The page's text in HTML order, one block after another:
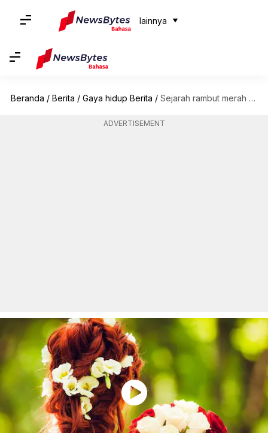
lainnya
Beranda / Berita / Gaya hidup Berita / Sejarah rambut merah dan adaptasinya dari waktu ke waktu
ADVERTISEMENT